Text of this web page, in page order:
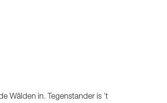
Wâlden in. Tegenstander is ’t